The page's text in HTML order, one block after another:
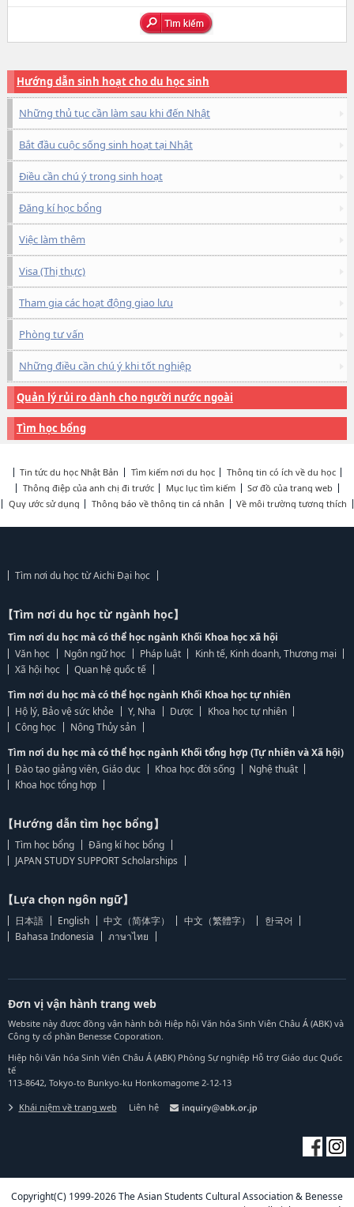
Hướng dẫn sinh hoạt cho du học sinh
Những thủ tục cần làm sau khi đến Nhật
Bắt đầu cuộc sống sinh hoạt tại Nhật
Điều cần chú ý trong sinh hoạt
Đăng kí học bổng
Việc làm thêm
Visa (Thị thực)
Tham gia các hoạt động giao lưu
Phòng tư vấn
Những điều cần chú ý khi tốt nghiệp
Quản lý rủi ro dành cho người nước ngoài
Tìm học bổng
Tin tức du học Nhật Bản Tìm kiếm nơi du học
Thông tin có ích về du học
Thông điệp của anh chị đi trước
Mục lục tìm kiếm
Sơ đồ của trang web
Quy ước sử dụng
Thông báo về thông tin cá nhân Về môi trường tương thích
Tìm nơi du học từ Aichi Đại học
【Tìm nơi du học từ ngành học】
Tìm nơi du học mà có thể học ngành Khối Khoa học xã hội
Văn học
Ngôn ngữ học Pháp luật
Kinh tế, Kinh doanh, Thương mại
Xã hội học
Quan hệ quốc tế
Tìm nơi du học mà có thể học ngành Khối Khoa học tự nhiên
Hộ lý, Bảo vệ sức khỏe
Y, Nha Dược
Khoa học tự nhiên
Công học
Nông Thủy sản
Tìm nơi du học mà có thể học ngành Khối tổng hợp (Tự nhiên và Xã hội)
Đào tạo giảng viên, Giáo dục
Khoa học đời sống
Nghệ thuật
Khoa học tổng hợp
【Hướng dẫn tìm học bổng】
Tìm học bổng
Đăng kí học bổng
JAPAN STUDY SUPPORT Scholarships
【Lựa chọn ngôn ngữ】
日本語 English 中文（简体字） 中文（繁體字）
한국어
Bahasa Indonesia
ภาษาไทย
Đơn vị vận hành trang web
Website này được đồng vận hành bởi Hiệp hội Văn hóa Sinh Viên Châu Á (ABK) và
Công ty cổ phần Benesse Coporation.
Hiệp hội Văn hóa Sinh Viên Châu Á (ABK) Phòng Sự nghiệp Hỗ trợ Giáo dục Quốc
tế
113-8642, Tokyo-to Bunkyo-ku Honkomagome 2-12-13
Khái niệm về trang web Liên hệ
Copyright(C) 1999-2026 The Asian Students Cultural Association & Benesse